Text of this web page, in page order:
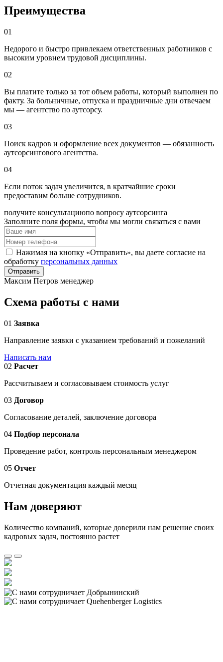
Преимущества
01
Недорого и быстро привлекаем ответственных работников с
высоким уровнем трудовой дисциплины.
02
Вы платите только за тот объем работы, который выполнен по
факту. За больничные, отпуска и праздничные дни отвечаем
мы — агентство по аутсорсу.
03
Поиск кадров и оформление всех документов — обязанность
аутсорсингового агентства.
04
Если поток задач увеличится, в кратчайшие сроки
предоставим больше сотрудников.
получите консультациюпо вопросу аутсорсинга
Заполните поля формы, чтобы мы могли связаться с вами
Нажимая на кнопку «Отправить», вы даете согласие на
обработку персональных данных
Отправить
Максим Петров менеджер
Схема работы с нами
01 Заявка
Направление заявки с указанием требований и пожеланий
Написать нам
02 Расчет
Рассчитываем и согласовываем стоимость услуг
03 Договор
Согласование деталей, заключение договора
04 Подбор персонала
Проведение работ, контроль персональным менеджером
05 Отчет
Отчетная документация каждый месяц
Нам доверяют
Количество компаний, которые доверили нам решение своих
кадровых задач, постоянно растет